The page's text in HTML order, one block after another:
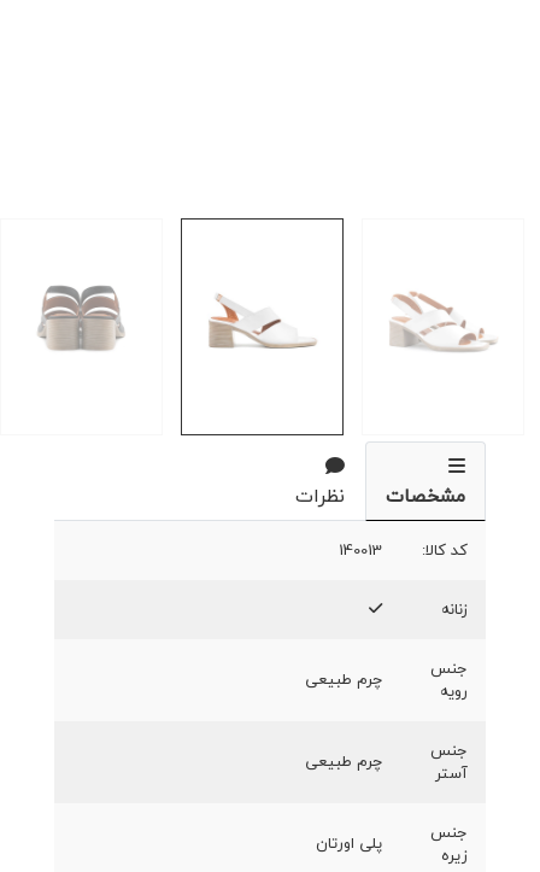
مشخصات نظرات
کد کالا: 140013
زنانه
جنس
رویه
چرم طبیعی
جنس
آستر
چرم طبیعی
جنس
زیره
پلی اورتان